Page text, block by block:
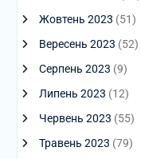
Жовтень 2023 (51)
Вересень 2023 (52)
Серпень 2023 (9)
Липень 2023 (12)
Червень 2023 (55)
Травень 2023 (79)